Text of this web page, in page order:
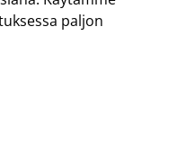
paljon